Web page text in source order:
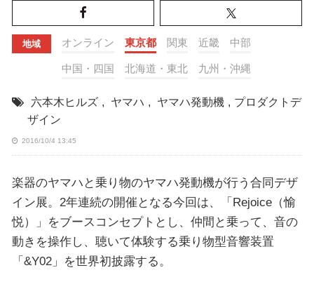
地域 オンライン 東京都 関東 近畿 中部
中国・四国 北海道・東北 九州・沖縄
六本木ヒルズ , ヤマハ , ヤマハ発動機 , プロダクトデ
ザイン
2016/10/4 13:45
楽器のヤマハと乗り物のヤマハ発動機が行う合同デザ
イン展。2年連続の開催となる今回は、「Rejoice（愉
悦）」をブースコンセプトとし、仲間と乗って、音の
動きを操作し、聴いて体験する乗り物型音響装置
「&Y02」を世界初披露する。